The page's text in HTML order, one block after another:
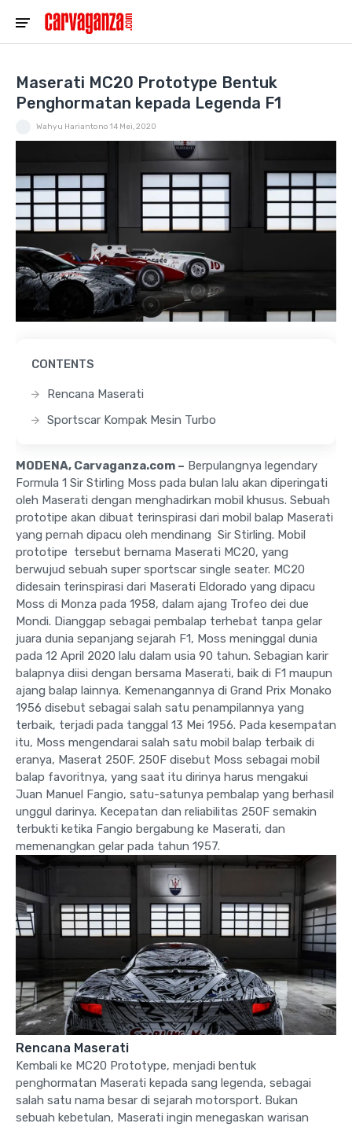
Maserati MC20 Prototype Bentuk
Penghormatan kepada Legenda F1
Wahyu Hariantono 14 Mei, 2020
CONTENTS
Rencana Maserati
Sportscar Kompak Mesin Turbo
MODENA, Carvaganza.com – Berpulangnya legendary
Formula 1 Sir Stirling Moss pada bulan lalu akan diperingati
oleh Maserati dengan menghadirkan mobil khusus. Sebuah
prototipe akan dibuat terinspirasi dari mobil balap Maserati
yang pernah dipacu oleh mendinang Sir Stirling. Mobil
prototipe tersebut bernama Maserati MC20, yang
berwujud sebuah super sportscar single seater. MC20
didesain terinspirasi dari Maserati Eldorado yang dipacu
Moss di Monza pada 1958, dalam ajang Trofeo dei due
Mondi. Dianggap sebagai pembalap terhebat tanpa gelar
juara dunia sepanjang sejarah F1, Moss meninggal dunia
pada 12 April 2020 lalu dalam usia 90 tahun. Sebagian karir
balapnya diisi dengan bersama Maserati, baik di F1 maupun
ajang balap lainnya. Kemenangannya di Grand Prix Monako
1956 disebut sebagai salah satu penampilannya yang
terbaik, terjadi pada tanggal 13 Mei 1956. Pada kesempatan
itu, Moss mengendarai salah satu mobil balap terbaik di
eranya, Maserat 250F. 250F disebut Moss sebagai mobil
balap favoritnya, yang saat itu dirinya harus mengakui
Juan Manuel Fangio, satu-satunya pembalap yang berhasil
unggul darinya. Kecepatan dan reliabilitas 250F semakin
terbukti ketika Fangio bergabung ke Maserati, dan
memenangkan gelar pada tahun 1957.
Rencana Maserati
Kembali ke MC20 Prototype, menjadi bentuk
penghormatan Maserati kepada sang legenda, sebagai
salah satu nama besar di sejarah motorsport. Bukan
sebuah kebetulan, Maserati ingin menegaskan warisan